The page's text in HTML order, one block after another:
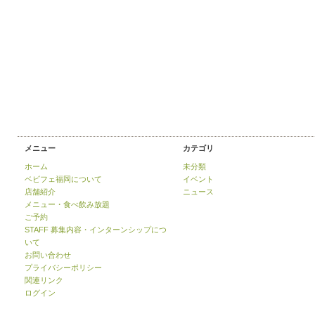
メニュー
ホーム
ベビフェ福岡について
店舗紹介
メニュー・食べ飲み放題
ご予約
STAFF 募集内容・インターンシップにつ
いて
お問い合わせ
プライバシーポリシー
関連リンク
ログイン
カテゴリ
未分類
イベント
ニュース